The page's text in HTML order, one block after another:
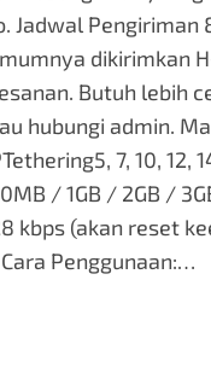
Jadwal Pengiriman
dikirimkan
Butuh lebih
hubungi admin.
7, 10, 12,
/ 1GB / 2GB /
kbps (akan reset
Penggunaan:…